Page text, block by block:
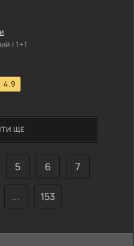
зроблена завтра вдень,
з погрозою.
після прибуття на місце
жахливих обставин.
| 1+1
4.9
ЩЕ
5 6 7
... 153